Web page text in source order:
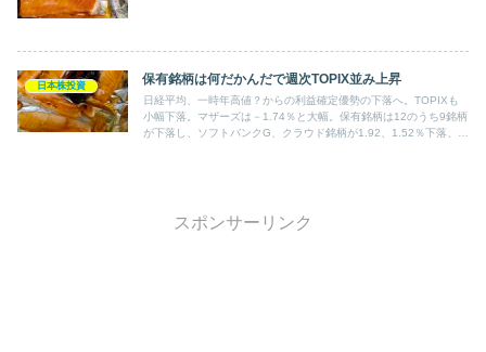
日本株投資 保有銘柄は何だかんだで週次TOPIX並み上昇
日経平均、一時年高値？からの利益確定優勢の下落へ。TOPIXも
小幅下落。マザーズは－1.74％と大幅。保有銘柄は12のうち9銘柄
が下落し、ソフトバンクG、クラウド銘柄が1.92、1.52％下落、マ
スポンサーリンク